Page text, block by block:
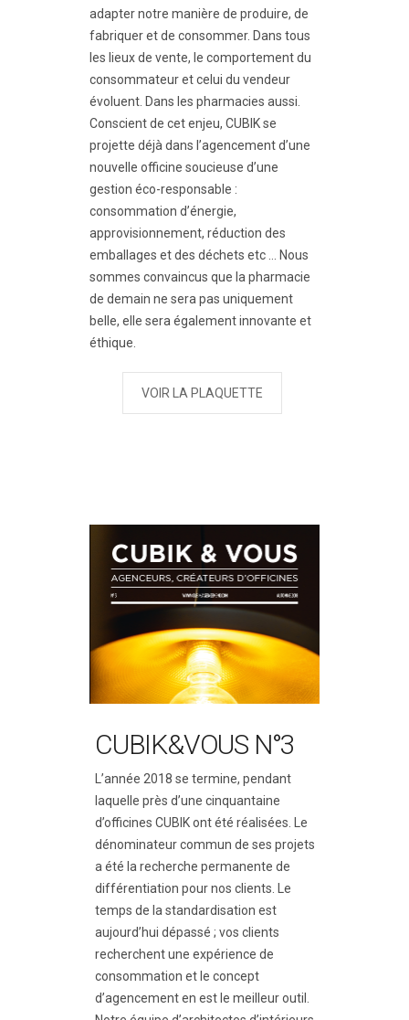
adapter notre manière de produire, de
fabriquer et de consommer. Dans tous
les lieux de vente, le comportement du
consommateur et celui du vendeur
évoluent. Dans les pharmacies aussi.
Conscient de cet enjeu, CUBIK se
projette déjà dans l’agencement d’une
nouvelle officine soucieuse d’une
gestion éco-responsable :
consommation d’énergie,
approvisionnement, réduction des
emballages et des déchets etc … Nous
sommes convaincus que la pharmacie
de demain ne sera pas uniquement
belle, elle sera également innovante et
éthique.
VOIR LA PLAQUETTE
CUBIK&VOUS N°3
L’année 2018 se termine, pendant
laquelle près d’une cinquantaine
d’officines CUBIK ont été réalisées. Le
dénominateur commun de ses projets
a été la recherche permanente de
différentiation pour nos clients. Le
temps de la standardisation est
aujourd’hui dépassé ; vos clients
recherchent une expérience de
consommation et le concept
d’agencement en est le meilleur outil.